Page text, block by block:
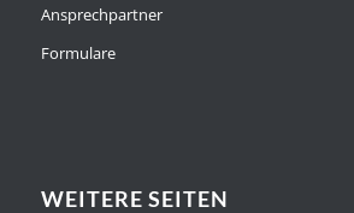
Ansprechpartner
Formulare
WEITERE SEITEN